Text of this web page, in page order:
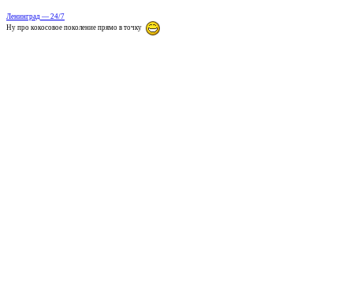
Ленинград — 24/7
Ну про кокосовое поколение прямо в точку